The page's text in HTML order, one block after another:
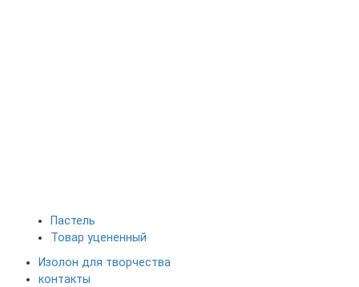
Пастель
Товар уцененный
Изолон для творчества
контакты